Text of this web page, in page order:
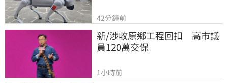
42分鐘前
新/涉收原鄉工程回扣　高市議
員120萬交保
1小時前